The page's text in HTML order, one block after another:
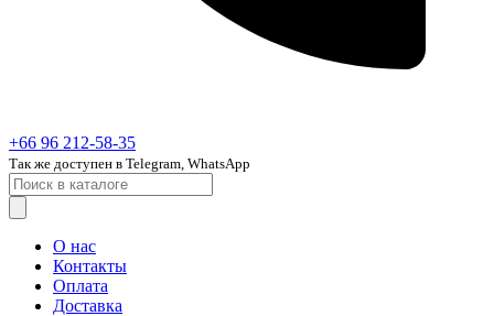
+66 96 212-58-35
Так же доступен в Telegram, WhatsApp
О нас
Контакты
Оплата
Доставка